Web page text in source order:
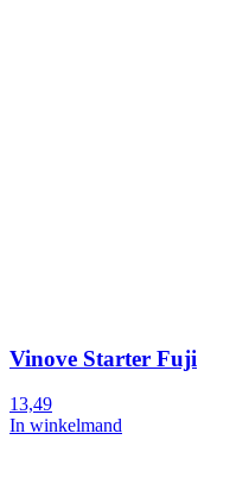
Vinove Starter Fuji
13,49
In winkelmand